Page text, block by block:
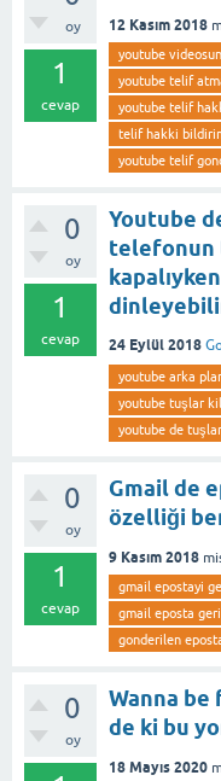
oy
1
cevap
12 Kasım 2018
youtube
youtube telif
youtube telif
telif hakki
youtube telif
0
oy
1
cevap
Youtube
telefonun
24 Eylül 2018
youtube arka
youtube tuşlar
youtube de
0
oy
1
cevap
Gmail de
özelliği
9 Kasım 2018
gmail epostayi
gmail eposta
gonderilen
0
oy
Wanna be
de ki bu
18 Mayıs 2020